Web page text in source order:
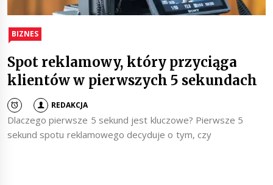
BIZNES
Spot reklamowy, który przyciąga
klientów w pierwszych 5 sekundach
REDAKCJA
Dlaczego pierwsze 5 sekund jest kluczowe? Pierwsze 5
sekund spotu reklamowego decyduje o tym, czy